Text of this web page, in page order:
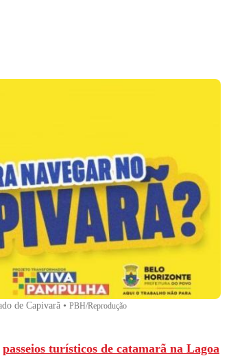
de Capivarã • PBH/Reprodução
passeios turísticos de catamarã na Lagoa